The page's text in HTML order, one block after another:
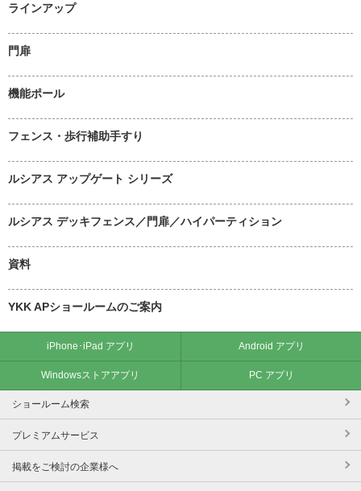
ラインアップ
門扉
機能ポール
フェンス・歩行補助手すり
ルシアス アップゲート シリーズ
ルシアス デッキフェンス／門扉／ハイパーティション
資料
YKK APショールームのご案内
iPhone･iPad アプリ Android アプリ
Windowsストアアプリ PC アプリ
ショールーム検索
プレミアムサービス
掲載をご検討の企業様へ